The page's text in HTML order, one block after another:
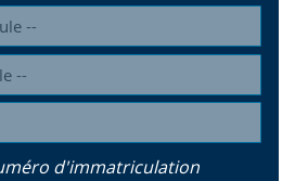
d'immatriculation